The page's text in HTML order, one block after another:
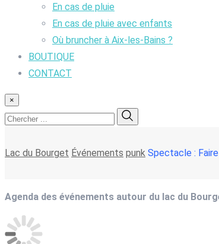
En cas de pluie
En cas de pluie avec enfants
Où bruncher à Aix-les-Bains ?
BOUTIQUE
CONTACT
×
Lac du Bourget Événements punk Spectacle :
Agenda des événements autour du lac du